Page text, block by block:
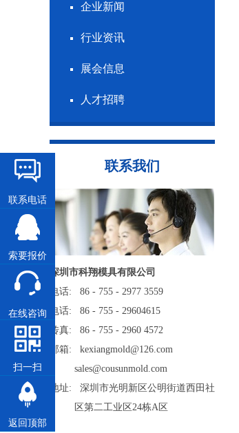
企业新闻
行业资讯
展会信息
人才招聘
联系我们
深圳市科翔模具有限公司
电话: 86 - 755 - 2977 3559
电话: 86 - 755 - 29604615
传真: 86 - 755 - 2960 4572
邮箱: kexiangmold@126.com
sales@cousunmold.com
地址: 深圳市光明新区公明街道西田社
区第二工业区24栋A区
联系电话
索要报价
在线咨询
扫一扫
返回顶部